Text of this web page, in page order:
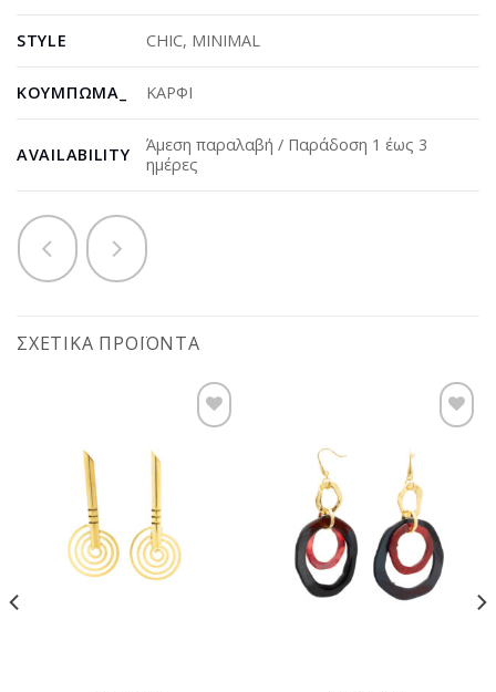
STYLE CHIC, MINIMAL
ΚΟΎΜΠΩΜΑ_ ΚΑΡΦΙ
AVAILABILITY
Άμεση παραλαβή / Παράδοση 1 έως 3
ημέρες
ΣΧΕΤΙΚΆ ΠΡΟΪΌΝΤΑ
Προσθήκη
Προσθήκη
wishlist